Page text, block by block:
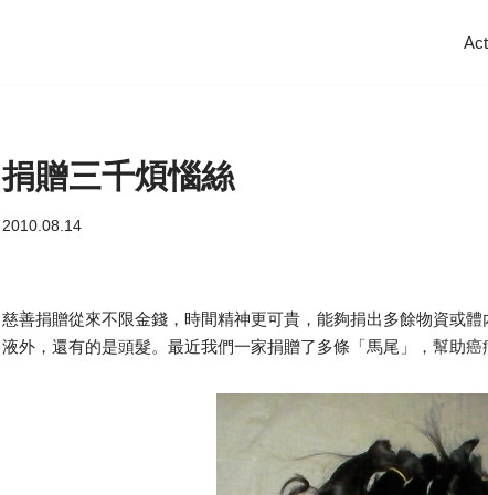
捐贈三千煩惱絲
2010.08.14
慈善捐贈從來不限金錢，時間精神更可貴，能夠捐出多餘物資或
液外，還有的是頭髮。最近我們一家捐贈了多條「馬尾」，幫助癌